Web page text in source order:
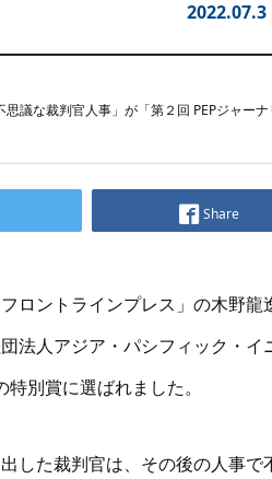
2022.07.3
思議な裁判官人事」が「第２回 PEPジャー
Share
ロントラインプレス」の木野龍
法人アジア・パシフィック・イ
特別賞に選ばれました。
した裁判官は、その後の人事